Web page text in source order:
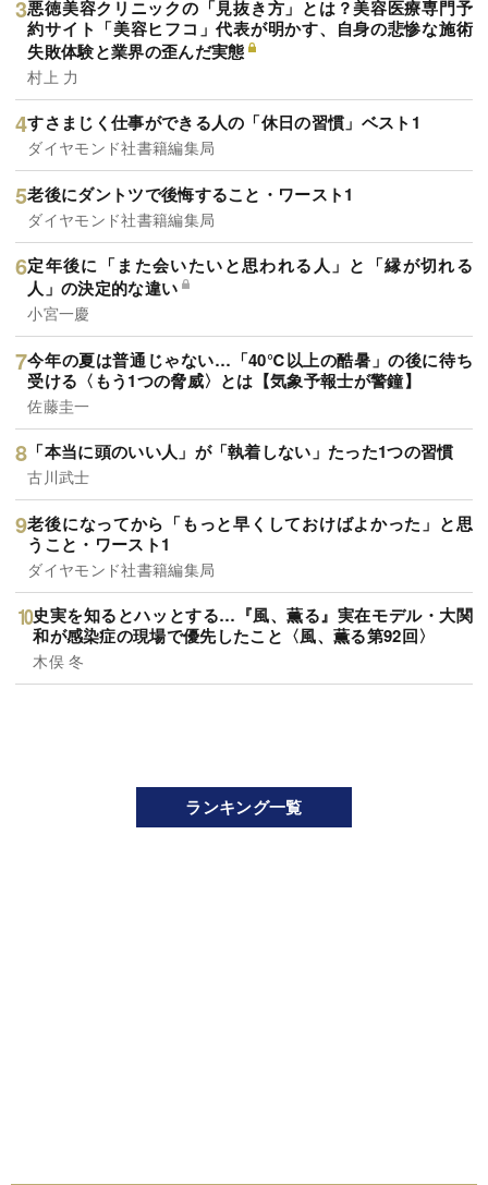
悪徳美容クリニックの「見抜き方」とは？美容医療専門予
約サイト「美容ヒフコ」代表が明かす、自身の悲惨な施術
失敗体験と業界の歪んだ実態
村上 力
すさまじく仕事ができる人の「休日の習慣」ベスト1
ダイヤモンド社書籍編集局
老後にダントツで後悔すること・ワースト1
ダイヤモンド社書籍編集局
定年後に「また会いたいと思われる人」と「縁が切れる
人」の決定的な違い
小宮一慶
今年の夏は普通じゃない…「40℃以上の酷暑」の後に待ち
受ける〈もう1つの脅威〉とは【気象予報士が警鐘】
佐藤圭一
「本当に頭のいい人」が「執着しない」たった1つの習慣
古川武士
老後になってから「もっと早くしておけばよかった」と思
うこと・ワースト1
ダイヤモンド社書籍編集局
史実を知るとハッとする…『風、薫る』実在モデル・大関
和が感染症の現場で優先したこと〈風、薫る第92回〉
木俣 冬
ランキング一覧